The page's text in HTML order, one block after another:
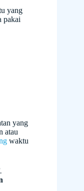
yang
pakai
yang
atau
waktu